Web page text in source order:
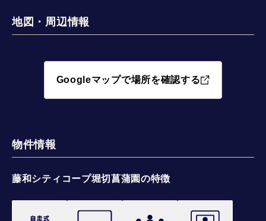
地図・周辺情報
Googleマップで場所を確認する
物件情報
藤和シティコープ堀切菖蒲園の特徴